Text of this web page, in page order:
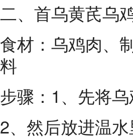
二、首乌黄芪乌
食材：乌鸡肉、
料
步骤：1、先将
2、然后放进温